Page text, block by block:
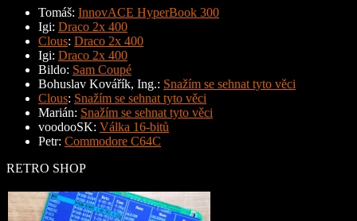
Tomáš: InnovACE HyperBook 300
Igi: Draco 2x 400
Clous: Draco 2x 400
Igi: Draco 2x 400
Bildo: Sam Coupé
Bohuslav Kovářík, Ing.: Snažím se sehnat tyto věci
Clous: Snažím se sehnat tyto věci
Marián: Snažím se sehnat tyto věci
voodooSK: Válka 16-bitů
Petr: Commodore C64C
RETRO SHOP